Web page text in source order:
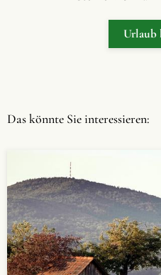
Urlaub
Das könnte Sie interessieren: